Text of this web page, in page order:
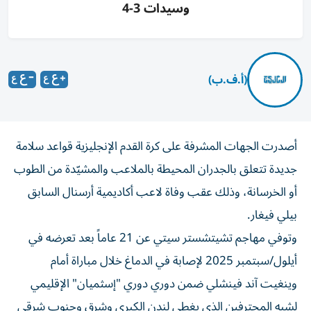
وسيدات 3-4
(أ.ف.ب)
أصدرت الجهات المشرفة على كرة القدم الإنجليزية قواعد سلامة
جديدة تتعلق بالجدران المحيطة بالملاعب والمشيّدة من الطوب
أو الخرسانة، وذلك عقب وفاة لاعب أكاديمية أرسنال السابق
بيلي فيغار.
وتوفي مهاجم تشيتشستر سيتي عن 21 عاماً بعد تعرضه في
أيلول/سبتمبر 2025 لإصابة في الدماغ خلال مباراة أمام
وينغيت آند فينشلي ضمن دوري دوري "إسثميان" الإقليمي